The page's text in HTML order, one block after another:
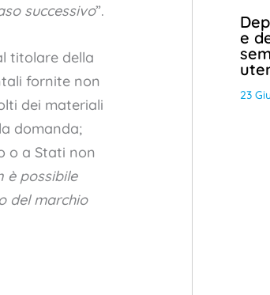
successivo”.
titolare della
fornite non
dei materiali
domanda;
o a Stati non
è possibile
del marchio
e
23